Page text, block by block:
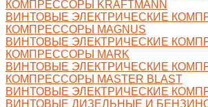
КОМПРЕССОРЫ KRAFTMANN
ВИНТОВЫЕ ЭЛЕКТРИЧЕСКИЕ
КОМПРЕССОРЫ MAGNUS
ВИНТОВЫЕ ЭЛЕКТРИЧЕСКИЕ
КОМПРЕССОРЫ MARK
ВИНТОВЫЕ ЭЛЕКТРИЧЕСКИЕ
КОМПРЕССОРЫ MASTER BLAST
ВИНТОВЫЕ ЭЛЕКТРИЧЕСКИЕ
ВИНТОВЫЕ ДИЗЕЛЬНЫЕ И